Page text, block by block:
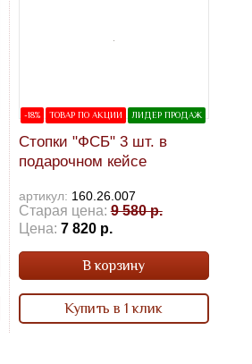
-18% ТОВАР ПО АКЦИИ ЛИДЕР ПРОДАЖ
Стопки "ФСБ" 3 шт. в
подарочном кейсе
артикул: 160.26.007
Старая цена: 9 580 р.
Цена: 7 820 р.
В корзину
Купить в 1 клик